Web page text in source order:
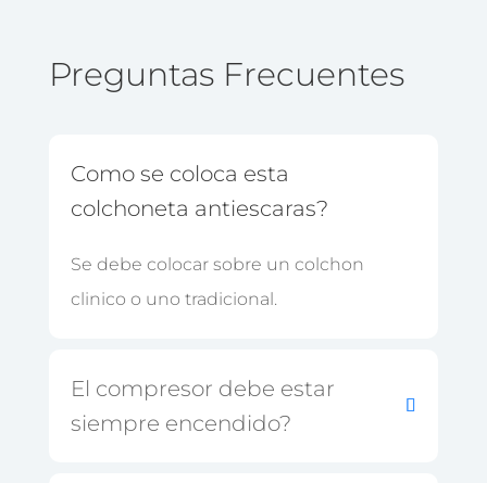
Preguntas Frecuentes
Como se coloca esta
colchoneta antiescaras?
Se debe colocar sobre un colchon
clinico o uno tradicional.
El compresor debe estar
siempre encendido?